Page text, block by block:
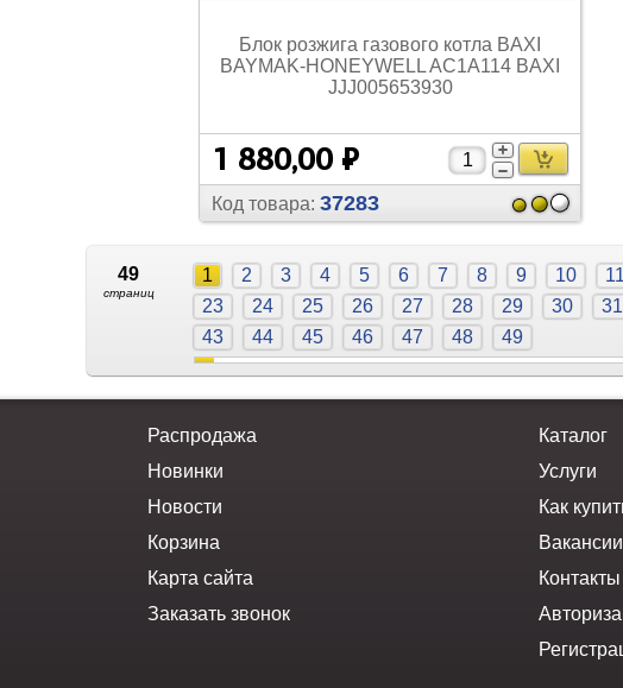
Блок розжига газового котла BAXI
BAYMAK-HONEYWELL AC1A114 BAXI
JJJ005653930
1 880,00 ₽
Код товара: 37283
49
страниц
1 2 3 4 5 6 7 8 9 10 11
23
24 25 26 27 28 29 30 31
43
44 45 46 47 48 49
Распродажа
Новинки
Новости
Корзина
Карта сайта
Заказать звонок
Каталог
Услуги
Как
Вакансии
Контакты